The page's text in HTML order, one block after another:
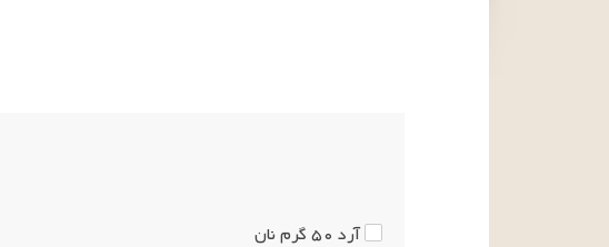
آرد ۵۰ گرم نان